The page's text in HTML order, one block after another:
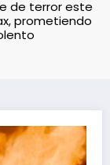
de terror este
prometiendo